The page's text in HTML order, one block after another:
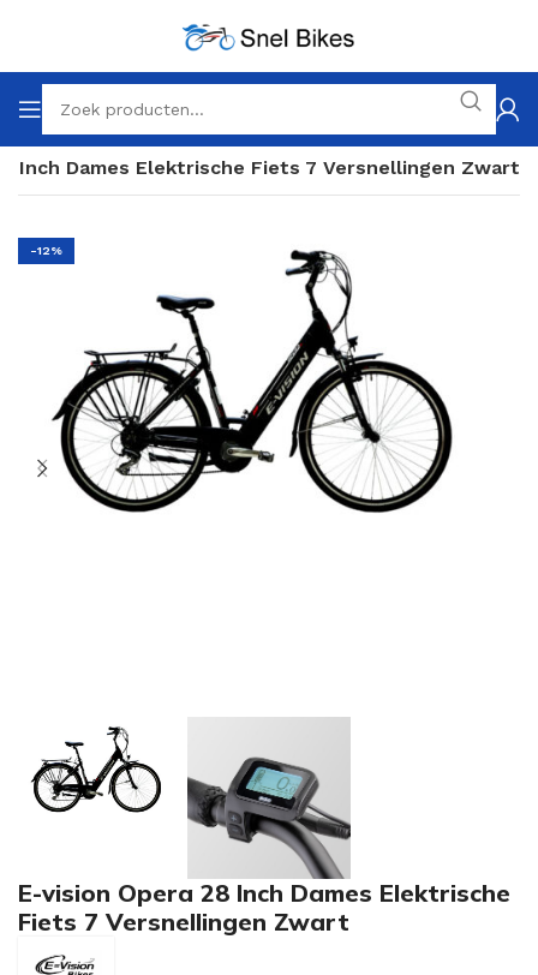
Inch Dames Elektrische Fiets 7 Versnellingen Zwart
-12%
E-vision Opera 28 Inch Dames Elektrische
Fiets 7 Versnellingen Zwart